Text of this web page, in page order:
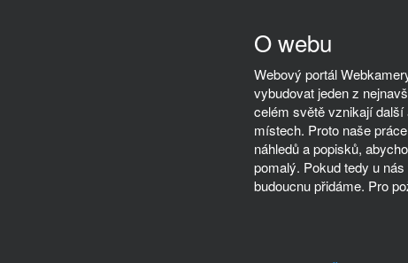
O webu
Webový portál
vybudovat jeden z
celém světě vznikají
místech. Proto naše
náhledů a popisků,
pomalý. Pokud tedy u
budoucnu přidáme. Pro